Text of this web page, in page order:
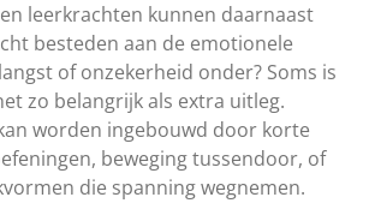
leerkrachten kunnen daarnaast
besteden aan de emotionele
of onzekerheid onder? Soms is
zo belangrijk als extra uitleg.
worden ingebouwd door korte
beweging tussendoor, of
die spanning wegnemen.